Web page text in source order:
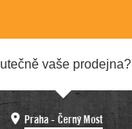
vaše prodejna?
Praha - Černý Most